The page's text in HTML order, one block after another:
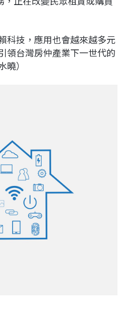
科技，應用也會越來越多元
領台灣房仲產業下一世代的
）